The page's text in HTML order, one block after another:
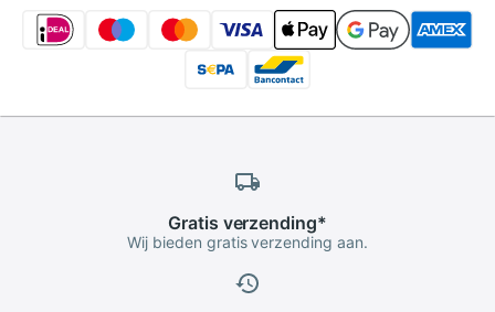
Gratis verzending*
Wij bieden gratis verzending aan.